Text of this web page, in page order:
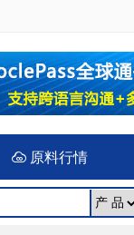
原料行情